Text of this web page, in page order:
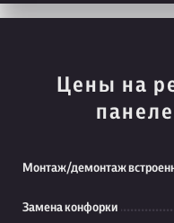
Цены на
Монтаж/демонтаж
Замена конфорки